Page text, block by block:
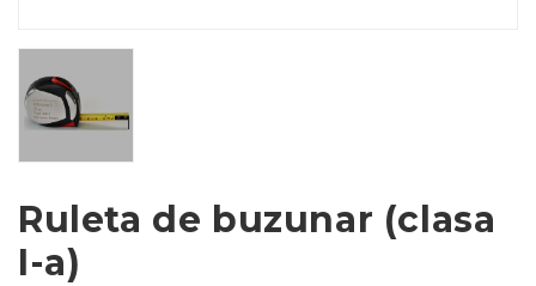
Ruleta de buzunar (clasa
I-a)